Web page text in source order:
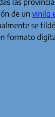
de unvinilo
se
formato